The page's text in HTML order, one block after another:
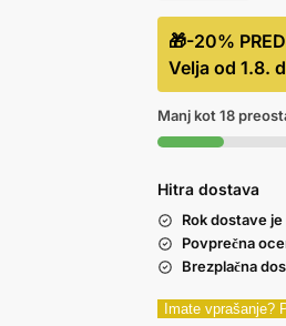
🎁-20%
Velja od 1.8.
Manj kot 18
Hitra dostava
Rok dostave
Povprečna
Brezplačna
Imate vprašanje?